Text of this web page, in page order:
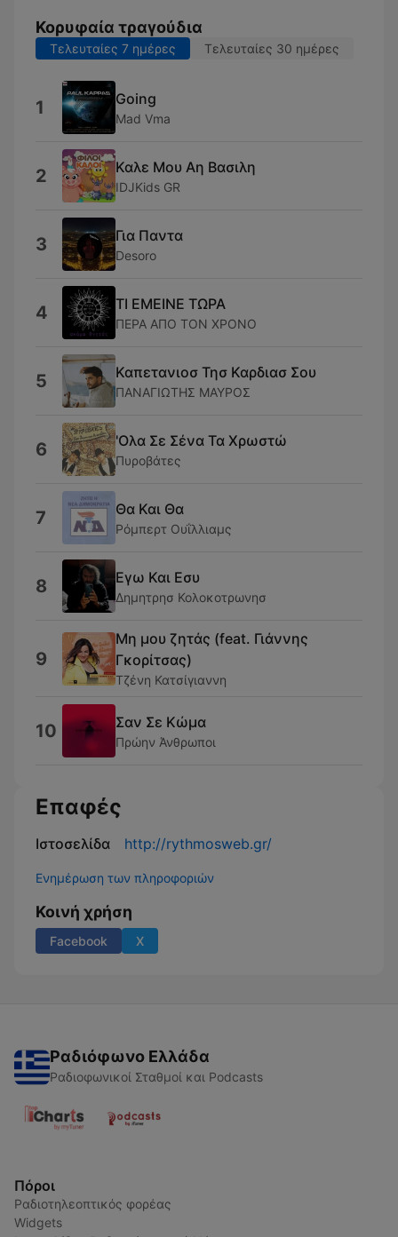
Κορυφαία τραγούδια
Τελευταίες 7 ημέρες Τελευταίες 30 ημέρες
1 Going
Mad Vma
2 Καλε Μου Αη Βασιλη
IDJKids GR
3 Για Παντα
Desoro
4 ΤΙ ΕΜΕΙΝΕ ΤΩΡΑ
ΠΕΡΑ ΑΠΟ ΤΟΝ ΧΡΟΝΟ
5 Καπετανιοσ Τησ Καρδιασ Σου
ΠΑΝΑΓΙΩΤΗΣ ΜΑΥΡΟΣ
6 'Ολα Σε Σένα Τα Χρωστώ
Πυροβάτες
7 Θα Και Θα
Ρόμπερτ Ουΐλλιαμς
8 Εγω Και Εσυ
Δημητρησ Κολοκοτρωνησ
9
Μη μου ζητάς (feat. Γιάννης
Γκορίτσας)
Τζένη Κατσίγιαννη
10 Σαν Σε Κώμα
Πρώην Άνθρωποι
Επαφές
Ιστοσελίδα http://rythmosweb.gr/
Ενημέρωση των πληροφοριών
Κοινή χρήση
Facebook X
Ραδιόφωνο Ελλάδα
Ραδιοφωνικοί Σταθμοί και Podcasts
Πόροι
Ραδιοτηλεοπτικός φορέας
Widgets